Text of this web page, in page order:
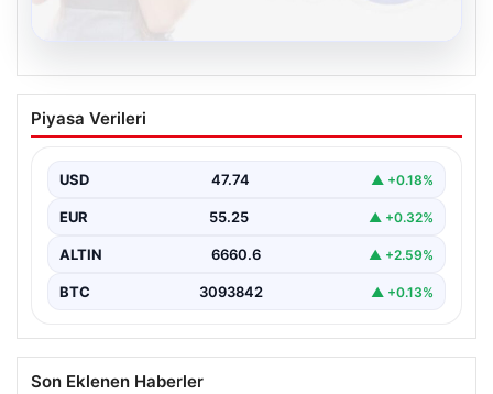
08.08.2026
Kelebek chat adresi İle Sanal İletişimin
Güvenli Adresi Ve Chat Deneyimi
kurması ciddi bir değer barındırmaktadır. Günümüzde
birçok…
Piyasa Verileri
USD 47.74 ▲ +0.18%
EUR 55.25 ▲ +0.32%
ALTIN 6660.6 ▲ +2.59%
BTC 3093842 ▲ +0.13%
Son Eklenen Haberler